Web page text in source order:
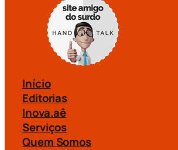
Início
Editorias
Inova.aê
Serviços
Quem Somos